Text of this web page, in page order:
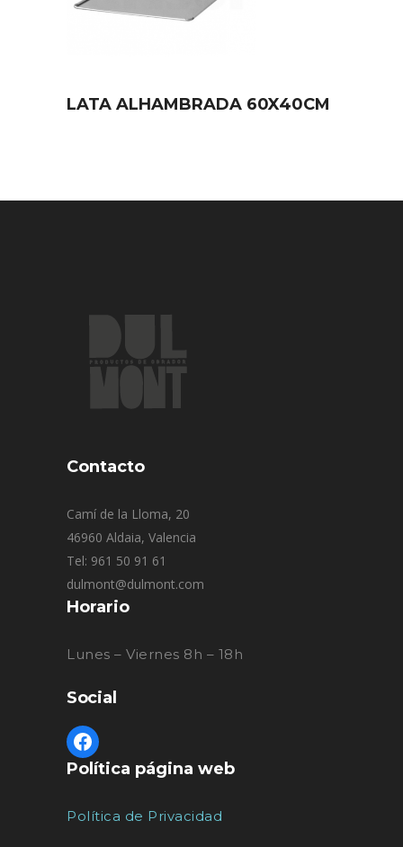
LATA ALHAMBRADA 60X40CM
Contacto
Camí de la Lloma, 20
46960 Aldaia, Valencia
Tel: 961 50 91 61
dulmont@dulmont.com
Horario
Lunes – Viernes 8h – 18h
Social
Política página web
Política de Privacidad